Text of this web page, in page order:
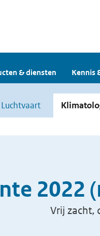
& diensten Kennis
Luchtvaart
2022
Vrij zacht,